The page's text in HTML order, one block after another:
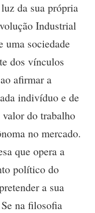
da sua própria
Industrial
uma sociedade
dos vínculos
afirmar a
indivíduo e de
valor do trabalho
no mercado.
que opera a
político do
a sua
na filosofia